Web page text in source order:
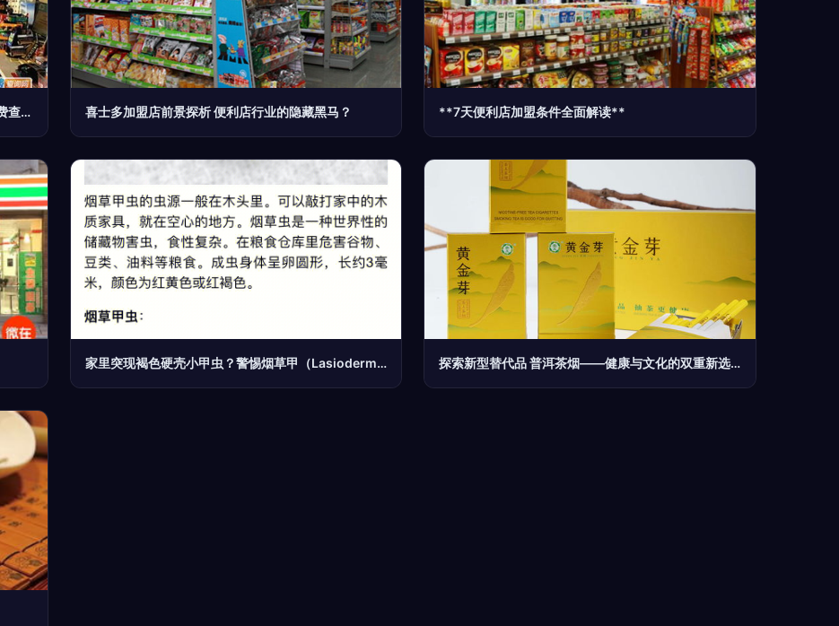
乐享便利店加盟费多少钱 总投资15.37万元 加盟费查询网 喜士多加盟店前景探析 便利店行业的隐藏黑马？ **7天便利店加盟条件全面解读**
家里突现褐色硬壳小甲虫？警惕烟草甲（Lasioderma serricorne）的入侵与防治 探索新型替代品 普洱茶烟——健康与文化的双重新选择